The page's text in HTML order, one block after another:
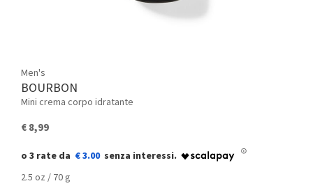
Men's
BOURBON
Mini crema corpo idratante
€ 8,99
€ 3.00
2.5 oz / 70 g